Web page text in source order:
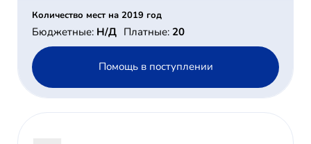
Количество мест на 2019 год
Бюджетные: Н/Д Платные: 20
Помощь в поступлении